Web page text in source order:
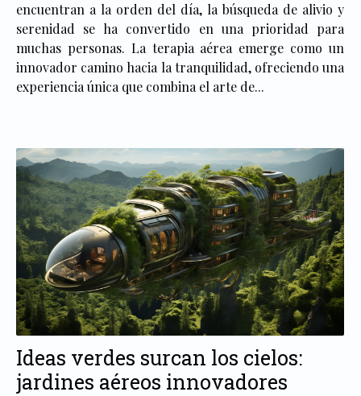
encuentran a la orden del día, la búsqueda de alivio y
serenidad se ha convertido en una prioridad para
muchas personas. La terapia aérea emerge como un
innovador camino hacia la tranquilidad, ofreciendo una
experiencia única que combina el arte de...
Ideas verdes surcan los cielos:
jardines aéreos innovadores